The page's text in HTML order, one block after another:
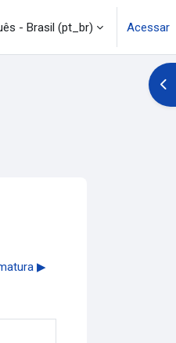
- Brasil ‎(pt_br)‎ Acessar
▶︎